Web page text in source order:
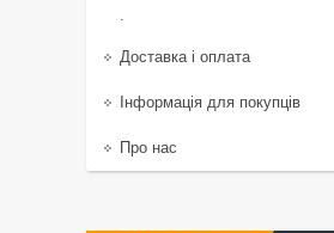
.
Доставка і оплата
Інформація для покупців
Про нас